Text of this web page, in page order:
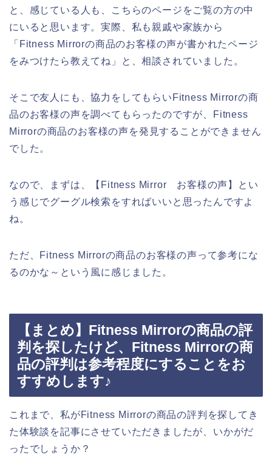
と、感じている人も、こちらのページをご覧の方の中
にいると思います。実際、私も親戚や家族から
「Fitness Mirrorの商品のお客様の声が書かれたページ
をみつけたら教えてね」と、相談されていました。
そこで友人にも、協力をしてもらいFitness Mirrorの商
品のお客様の声を調べてもらったのですが、Fitness
Mirrorの商品のお客様の声を発見することができません
でした。
なので、まずは、【Fitness Mirror お客様の声】とい
う感じでグーグル検索をすればいいと思ったんですよ
ね。
ただ、Fitness Mirrorの商品のお客様の声って参考にな
るのかな～という風に感じました。
【まとめ】Fitness Mirrorの商品の評
判を探したけど、Fitness Mirrorの商
品の評判は参考程度にすることをお
すすめします♪
これまで、私がFitness Mirrorの商品の評判を探してき
た体験談を記事にさせていただきましたが、いかがだ
ったでしょうか？